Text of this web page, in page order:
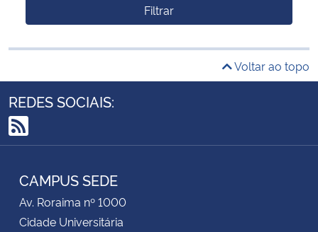
Filtrar
Voltar ao topo
REDES SOCIAIS:
RSS
CAMPUS SEDE
Av. Roraima nº 1000
Cidade Universitária